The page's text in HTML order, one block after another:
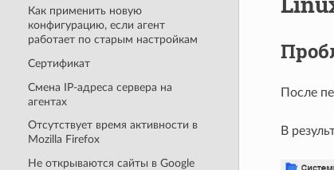
Как применить новую
конфигурацию, если агент
работает по старым настройкам
Сертификат
Смена IP-адреса сервера на
агентах
Отсутствует время активности в
Mozilla Firefox
Не открываются сайты в Google
После
В